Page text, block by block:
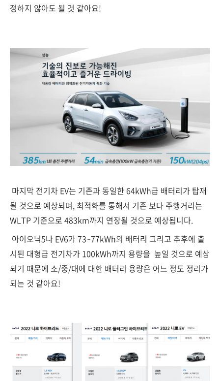
정하지 않아도 될 것 같아요!
마지막 전기차 EV는 기존과 동일한 64kWh급 배터리가 탑재
될 것으로 예상되며, 최적화를 통해서 기존 보다 주행거리는
WLTP 기준으로 483km까지 연장될 것으로 예상됩니다.
아이오닉5나 EV6가 73~77kWh의 배터리 그리고 추후에 출
시된 대형급 전기차가 100kWh까지 용량을 높일 것으로 예상
되기 때문에 소/중/대에 대한 배터리 용량은 어느 정도 정리가
되는 것 같아요!